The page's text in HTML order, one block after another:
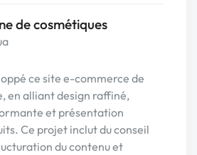
de cosmétiques
ce site e-commerce de
en alliant design raffiné,
et présentation
Ce projet inclut du conseil
du contenu et